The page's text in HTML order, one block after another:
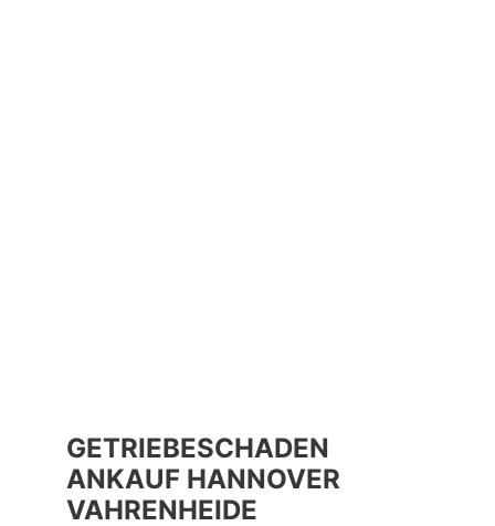
GETRIEBESCHADEN
ANKAUF HANNOVER
VAHRENHEIDE